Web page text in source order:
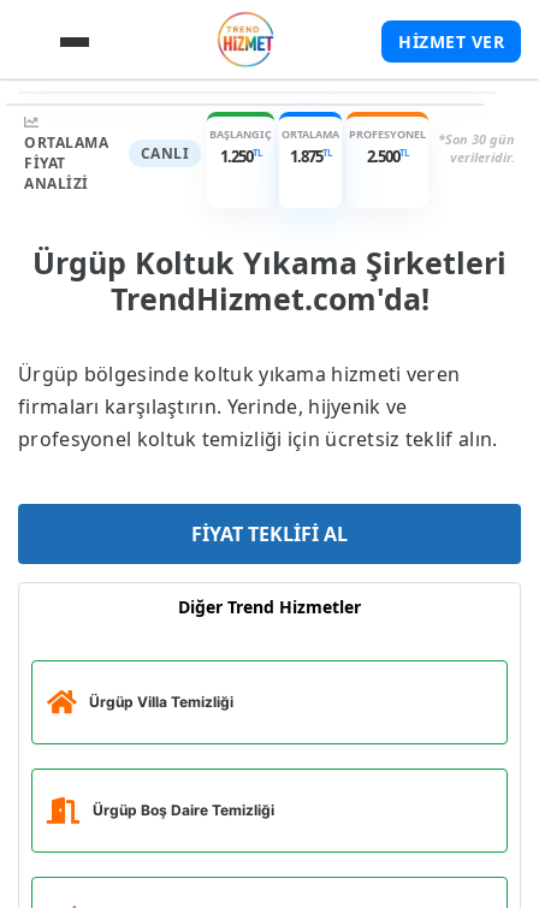
HİZMET VER
Ürgüp Koltuk Yıkama Şirketleri
TrendHizmet.com'da!
Ürgüp bölgesinde koltuk yıkama hizmeti veren
firmaları karşılaştırın. Yerinde, hijyenik ve
profesyonel koltuk temizliği için ücretsiz teklif alın.
FİYAT TEKLİFİ AL
Diğer Trend Hizmetler
Ürgüp Villa Temizliği
Ürgüp Boş Daire Temizliği
Hızlı Dönüş
Garantili Hizmet
1.250TL-2.500
ORTALAMA
FIYAT
ANALIZI
CANLI
BAŞLANGIÇ
1.250TL
ORTALAMA
1.875TL
PROFESYONEL
2.500TL
*Son 30 gün
verileridir.